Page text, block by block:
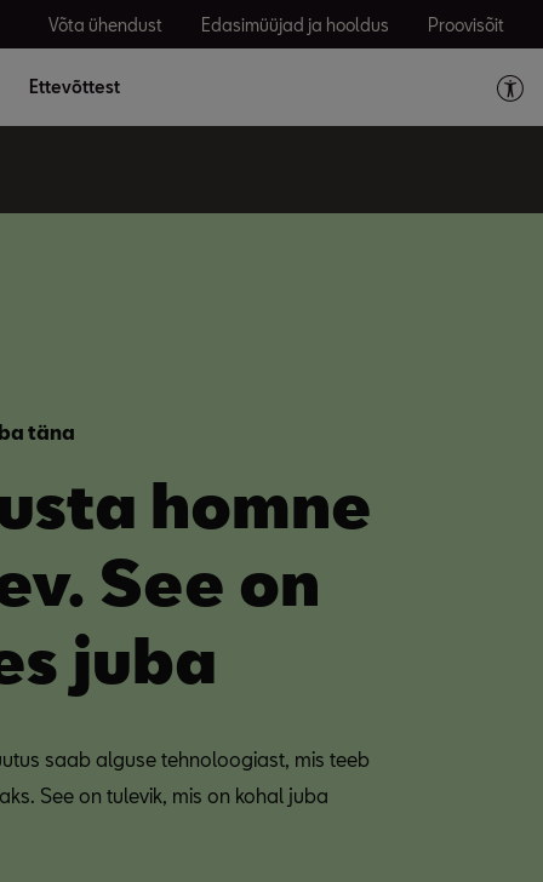
Võta ühendust Edasimüüjad ja hooldus Proovisõit
Ettevõttest
täna
homne
See on
juba
saab alguse tehnoloogiast, mis teeb
See on tulevik, mis on kohal juba